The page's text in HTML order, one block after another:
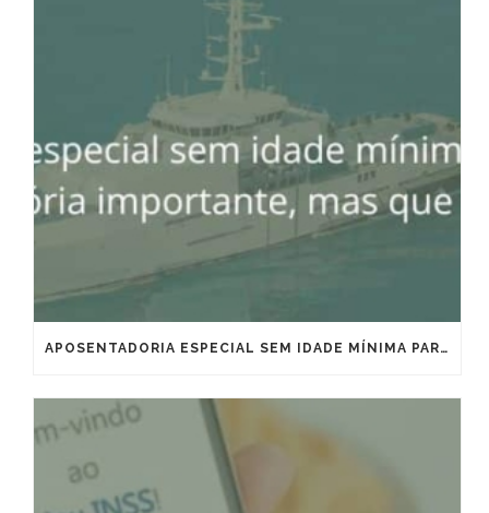
APOSENTADORIA ESPECIAL SEM IDADE MÍNIMA PARA MARÍTIMOS E OFFSHORE: VITÓRIA IMPORTANTE, MAS QUE EXIGE ESTRATÉGIA